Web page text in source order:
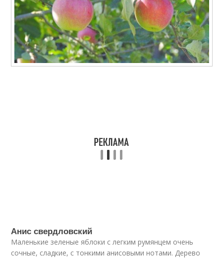
Анис свердловский
Маленькие зеленые яблоки с легким румянцем очень
сочные, сладкие, с тонкими анисовыми нотами. Дерево